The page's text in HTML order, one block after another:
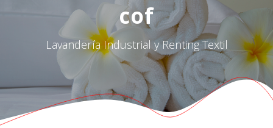
cof
Lavandería Industrial y Renting Textil